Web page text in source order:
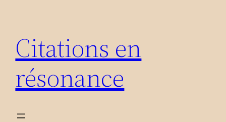
contenu
Citations en
résonance